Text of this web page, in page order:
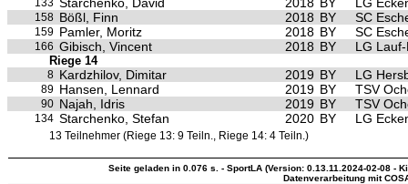
133
158 Bößl, Finn 2018 BY SC
159 Pamler, Moritz 2018 BY SC
166 Gibisch, Vincent 2018 BY LG
Riege 14
8 Kardzhilov, Dimitar 2019 BY LG
89 Hansen, Lennard 2019 BY TSV
90 Najah, Idris 2019 BY TSV
134 Starchenko, Stefan 2020 BY LG
13 Teilnehmer (Riege 13: 9 Teiln., Riege 14: 4 Teiln.)
Seite geladen in 0.076 s. - SportLA (Version: 0.13.11.2024-02-08 -
Datenverarbeitung mit